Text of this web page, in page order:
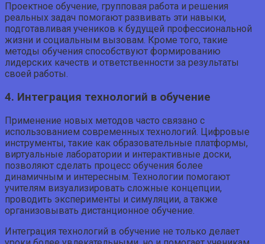
Проектное обучение, групповая работа и решения
реальных задач помогают развивать эти навыки,
подготавливая учеников к будущей профессиональной
жизни и социальным вызовам. Кроме того, такие
методы обучения способствуют формированию
лидерских качеств и ответственности за результаты
своей работы.
4. Интеграция технологий в обучение
Применение новых методов часто связано с
использованием современных технологий. Цифровые
инструменты, такие как образовательные платформы,
виртуальные лаборатории и интерактивные доски,
позволяют сделать процесс обучения более
динамичным и интересным. Технологии помогают
учителям визуализировать сложные концепции,
проводить эксперименты и симуляции, а также
организовывать дистанционное обучение.
Интеграция технологий в обучение не только делает